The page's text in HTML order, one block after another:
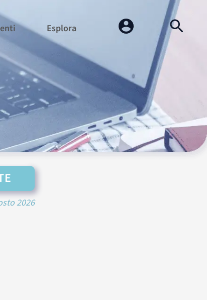
Esplora
2026